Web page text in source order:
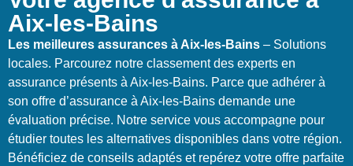
Aix-les-Bains
Les meilleures assurances à Aix-les-Bains – Solutions
locales. Parcourez notre classement des experts en
assurance présents à Aix-les-Bains. Parce que adhérer à
son offre d’assurance à Aix-les-Bains demande une
évaluation précise. Notre service vous accompagne pour
étudier toutes les alternatives disponibles dans votre région.
Bénéficiez de conseils adaptés et repérez votre offre parfaite